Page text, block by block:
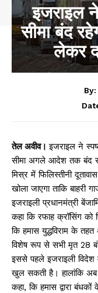
इजराइल
सीमा बंद
लेकर
By:
तेल अवीव।इजराइल ने
सीमा अगले आदेश तक बंद
मिस्र में फिलिस्तीनी
खोला जाएगा ताकि बाहरी
इजराइली प्रधानमंत्री
कहा कि रफाह क्रॉसिंग को
कि हमास युद्धविराम के
विशेष रूप से सभी मृत 28
इससे पहले इजराइली विदेश
खुल सकती है। हालांकि
कहा, कि हमास द्वारा